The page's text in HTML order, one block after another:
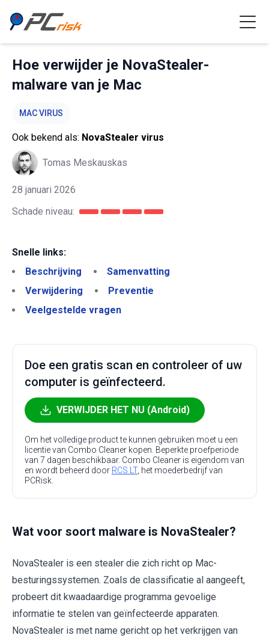
Hoe verwijder je NovaStealer-
malware van je Mac
MAC VIRUS
Ook bekend als: NovaStealer virus
Tomas Meskauskas
28 januari 2026
Schade niveau:
Snelle links:
Beschrijving
Samenvatting
Verwijdering
Preventie
Veelgestelde vragen
Doe een gratis scan en controleer of uw
computer is geïnfecteerd.
VERWIJDER HET NU (Android)
Om het volledige product te kunnen gebruiken moet u een
licentie van Combo Cleaner kopen. Beperkte proefperiode
van 7 dagen beschikbaar. Combo Cleaner is eigendom van
en wordt beheerd door RCS LT, het moederbedrijf van
PCRisk.
Wat voor soort malware is NovaStealer?
NovaStealer is een stealer die zich richt op Mac-
besturingssystemen. Zoals de classificatie al aangeeft,
probeert dit kwaadaardige programma gevoelige
informatie te stelen van geïnfecteerde apparaten.
NovaStealer is met name gericht op het verkrijgen van